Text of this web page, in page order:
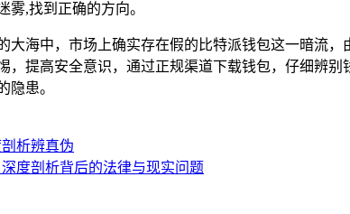
雾,找到正确的方向。
大海中，市场上确实存在假的比特派钱包这一暗流
，提高安全意识，通过正规渠道下载钱包，仔细辨
隐患。
析辨真伪
度剖析背后的法律与现实问题